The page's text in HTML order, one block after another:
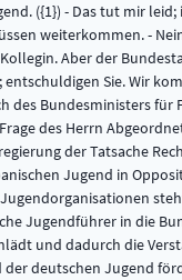
({1}) - Das tut mir leid;
weiterkommen. -
Aber der
Sie. Wir
des Bundesministers für
des Herrn
der Tatsache
Jugend in
Jugendführer in die
und dadurch die
der deutschen Jugend